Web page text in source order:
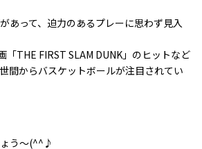
あって、迫力のあるプレーに思わず見入
「THE FIRST SLAM DUNK」のヒットなど
間からバスケットボールが注目されてい
う～(^^♪